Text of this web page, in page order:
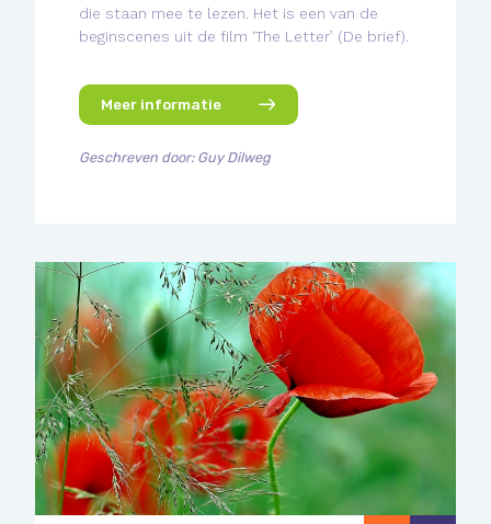
die staan mee te lezen. Het is een van de
beginscenes uit de film ‘The Letter’ (De brief).
Meer informatie
Geschreven door: Guy Dilweg